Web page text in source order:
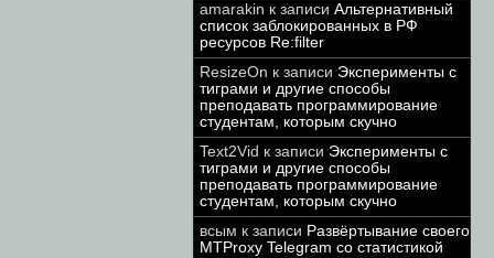
amarakin к записи Альтернативный
список заблокированных в РФ
ресурсов Re:filter
ResizeOn к записи Эксперименты с
тиграми и другие способы
преподавать программирование
студентам, которым скучно
Text2Vid к записи Эксперименты с
тиграми и другие способы
преподавать программирование
студентам, которым скучно
всым к записи Развёртывание своего
MTProxy Telegram со статистикой